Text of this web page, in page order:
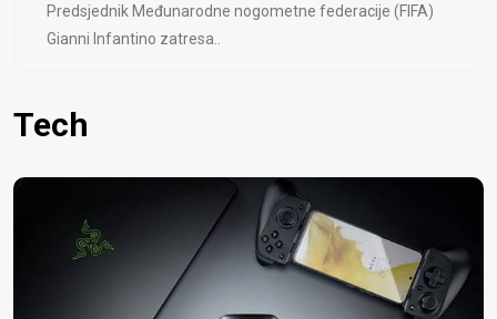
Predsjednik Međunarodne nogometne federacije (FIFA)
Gianni Infantino zatresa..
Tech